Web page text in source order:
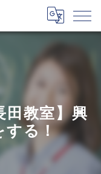
田教室】興
する！